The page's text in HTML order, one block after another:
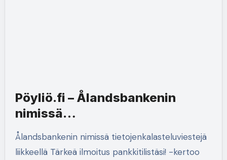
Pöyliö.fi – Ålandsbankenin
nimissä
tietojenkalasteluviestejä
liikkeellä
Ålandsbankenin nimissä tietojenkalasteluviestejä
liikkeellä Tärkeä ilmoitus pankkitilistäsi! -kertoo